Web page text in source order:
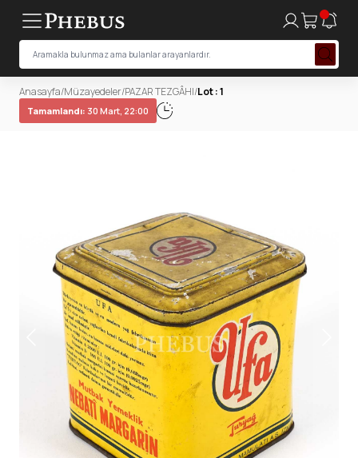
Anasayfa/Müzayedeler/PAZAR TEZGÂHI/Lot : 1
Tamamlandı: 30 Mart, 22:00